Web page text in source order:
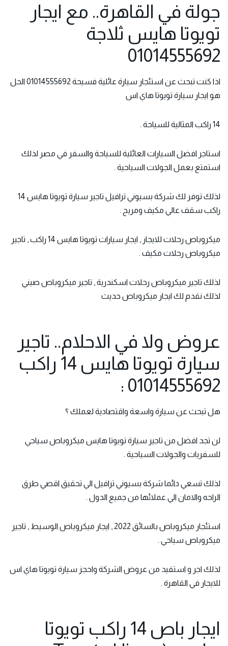
جولة في القاهرة.. مع ايجار
تويوتا هايس ثلاجة
01014555692
اذا كنت تبحث عن استئجار سيارة عائلية فسيحة 01014555692 الحل
هو ايجار سيارة تويوتا هاي اس
14 راكب المثالية للسياحة .
استاجر افضل السيارات العائلية للسياحة والسفر في مصر لذلك
استمتع بعمل الجولات السياحية .
لذلك توفر لك شركة بسيوني ترافيل تاجير سيارة تويوتا هايس 14
راكب سقف عالي مكيف ومريح .
ميكروباص رحلات للايجار , ايجار سيارات تويوتا هايس 14 راكب , تاجير
ميكروباص رحلات مكيف .
لذلك تاجير ميكروباص رحلات اسكندرية , تاجير ميكروباص صيني
لذلك نقدم لك ايجار ميكروباص حديث
عروض ولا في الاحلام.. تاجير
سيارة تويوتا هايس 14 راكب
01014555692 :
هل تبحث عن سيارة واسعة واقتصادية لعملك ؟
لن تجد افضل من تاجير سيارة تويوتا هايس ميكروباص سياحي
للسفريات والجولات السياحية .
لذلك تسعي دائما شركة بسيوني ترافيل الي تحقيق اقصي طرق
الراحه والامان الي عملائها من جميع الدول .
استئجار ميكروباص بالسائق 2022 , ايجار ميكروباص الوسيط , تاجير
ميكروباص سياحي .
لذلك اجر و استفيد من عروض الشركة واحجز سيارة تويوتا هاي اس
للايجار في القاهرة .
ايجار باص 14 راكب تويوتا